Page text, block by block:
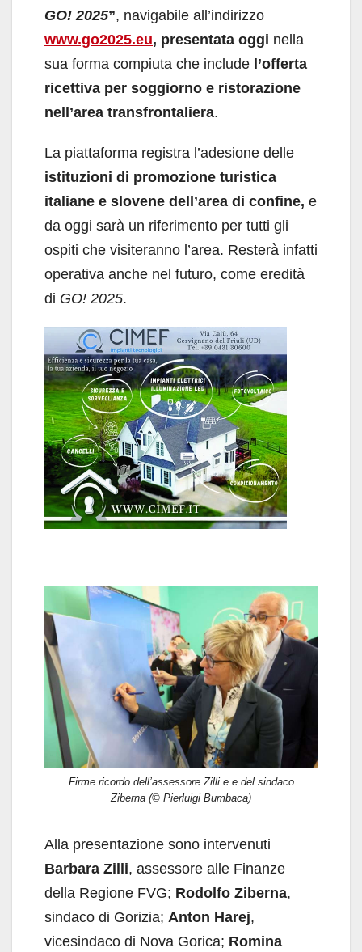
GO! 2025”, navigabile all’indirizzo
www.go2025.eu, presentata oggi nella
sua forma compiuta che include l’offerta
ricettiva per soggiorno e ristorazione
nell’area transfrontaliera.
La piattaforma registra l’adesione delle
istituzioni di promozione turistica
italiane e slovene dell’area di confine, e
da oggi sarà un riferimento per tutti gli
ospiti che visiteranno l’area. Resterà infatti
operativa anche nel futuro, come eredità
di GO! 2025.
Firme ricordo dell’assessore Zilli e e del sindaco
Ziberna (© Pierluigi Bumbaca)
Alla presentazione sono intervenuti
Barbara Zilli, assessore alle Finanze
della Regione FVG; Rodolfo Ziberna,
sindaco di Gorizia; Anton Harej,
vicesindaco di Nova Gorica; Romina